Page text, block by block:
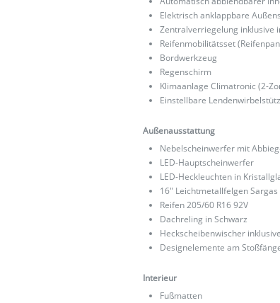
Elektrisch anklappbare
Zentralverriegelung inklusive
Reifenmobilitätsset
Bordwerkzeug
Regenschirm
Klimaanlage Climatronic (2-
Einstellbare
Außenausstattung
Nebelscheinwerfer mit
LED-Hauptscheinwerfer
LED-Heckleuchten in
16" Leichtmetallfelgen
Reifen 205/60 R16 92V
Dachreling in Schwarz
Heckscheibenwischer
Designelemente am
Interieur
Fußmatten